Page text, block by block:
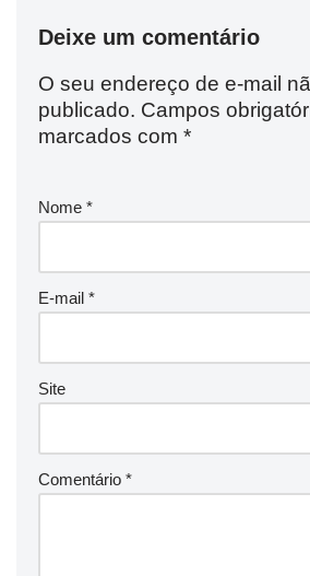
Deixe um comentário
O seu endereço de e-mail
publicado. Campos
marcados com *
Nome *
E-mail *
Site
Comentário *